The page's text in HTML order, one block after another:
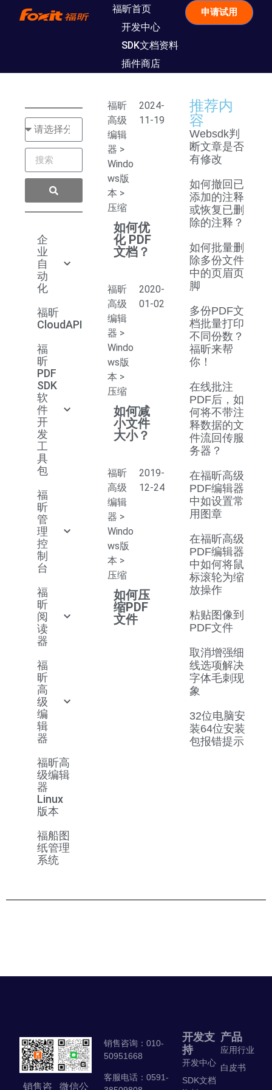
福昕首页
开发中心
SDK文档资料
插件商店
申请试用
企
业
自
动
化
福昕
CloudAPI
福
昕
PDF
SDK
软
件
开
发
工
具
包
福
昕
管
理
控
制
台
福
昕
阅
读
器
福
昕
高
级
编
辑
器
福昕高
级编辑
器
Linux
版本
福船图
纸管理
系统
福昕
高级
编辑
器 >
Windo
ws版
本 >
压缩
2024-
11-19
如何优
化 PDF
文档？
福昕
高级
编辑
器 >
Windo
ws版
本 >
压缩
2020-
01-02
如何减
小文件
大小？
福昕
高级
编辑
器 >
Windo
ws版
本 >
压缩
2019-
12-24
如何压
缩PDF
文件
推荐内
容
Websdk判
断文章是否
有修改
如何撤回已
添加的注释
或恢复已删
除的注释？
如何批量删
除多份文件
中的页眉页
脚
多份PDF文
档批量打印
不同份数？
福昕来帮
你！
在线批注
PDF后，如
何将不带注
释数据的文
件流回传服
务器？
在福昕高级
PDF编辑器
中如设置常
用图章
在福昕高级
PDF编辑器
中如何将鼠
标滚轮为缩
放操作
粘贴图像到
PDF文件
取消增强细
线选项解决
字体毛刺现
象
32位电脑安
装64位安装
包报错提示
产品
应用行业
白皮书
开发支
持
开发中心
SDK文档
销售咨询：010-
50951668
客服电话：0591-
销售咨 微信公